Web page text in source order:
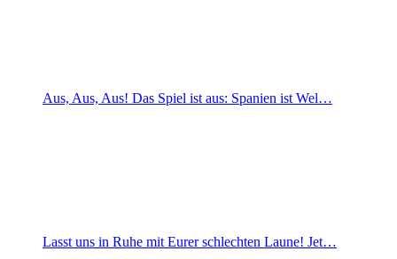
Aus, Aus, Aus! Das Spiel ist aus: Spanien ist Wel…
Lasst uns in Ruhe mit Eurer schlechten Laune! Jet…